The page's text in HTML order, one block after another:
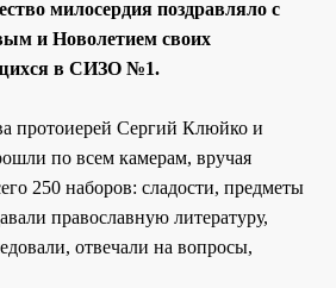
милосердия поздравляло с
и Новолетием своих
в СИЗО №1.
протоиерей Сергий Клюйко и
по всем камерам, вручая
250 наборов: сладости, предметы
православную литературу,
отвечали на вопросы,